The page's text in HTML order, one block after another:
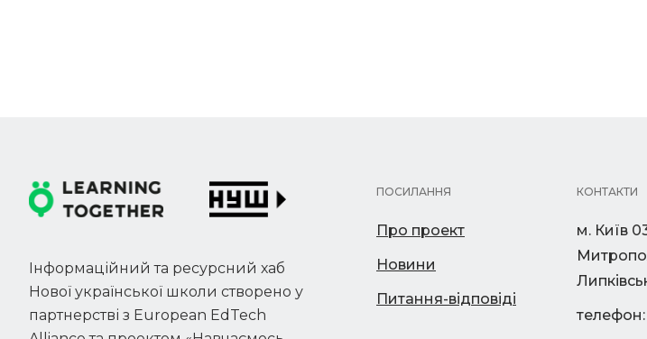
Інформаційний та ресурсний хаб
Нової української школи створено у
партнерстві з European EdTech
ПОСИЛАННЯ
Про проект
Новини
Питання-відповіді
КОНТАКТИ
м. Київ